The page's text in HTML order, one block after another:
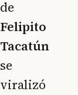
de
Felipito
Tacatún
se
viralizó